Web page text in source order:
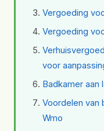
Vergoeding
Vergoeding
voor
Badkamer aan
Voordelen van
Wmo